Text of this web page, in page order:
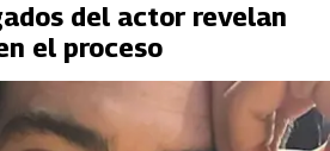
del actor revelan
el proceso